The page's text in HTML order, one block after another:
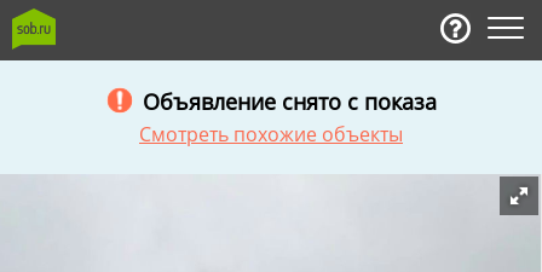
Объявление снято с показа
Смотреть похожие объекты